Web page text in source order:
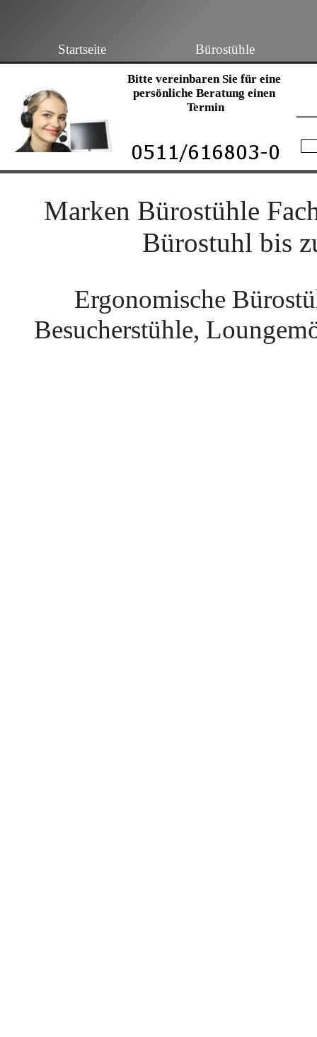
Startseite Bürostühle
Bitte vereinbaren Sie für eine
persönliche Beratung einen
Termin
Marken Bürostühle
Bürostuhl bis
Ergonomische
Besucherstühle,